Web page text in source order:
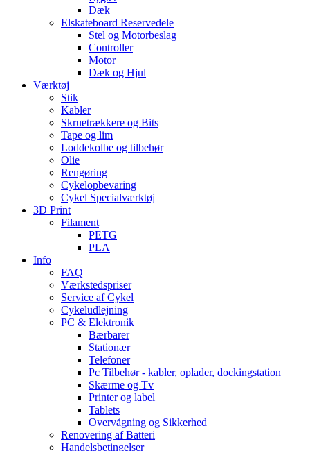
Dæk
Elskateboard Reservedele
Stel og Motorbeslag
Controller
Motor
Dæk og Hjul
Værktøj
Stik
Kabler
Skruetrækkere og Bits
Tape og lim
Loddekolbe og tilbehør
Olie
Rengøring
Cykelopbevaring
Cykel Specialværktøj
3D Print
Filament
PETG
PLA
Info
FAQ
Værkstedspriser
Service af Cykel
Cykeludlejning
PC & Elektronik
Bærbarer
Stationær
Telefoner
Pc Tilbehør - kabler, oplader, dockingstation
Skærme og Tv
Printer og label
Tablets
Overvågning og Sikkerhed
Renovering af Batteri
Handelsbetingelser